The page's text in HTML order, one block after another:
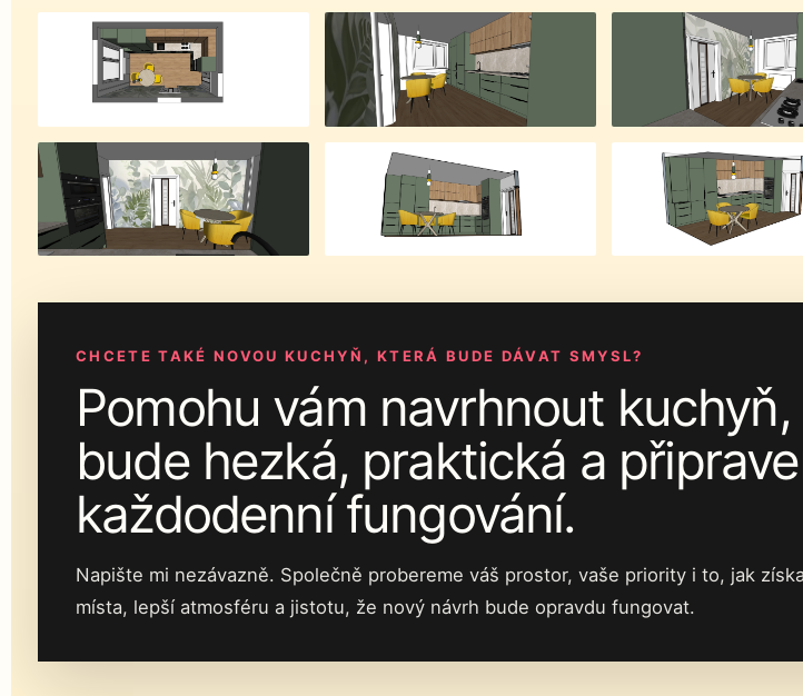
CHCETE TAKÉ NOVOU KUCHYŇ, KTERÁ BUDE DÁVAT SMYSL?
Pomohu vám navrhnout
bude hezká, praktická a
každodenní fungování.
Napište mi nezávazně. Společně probereme váš prostor, vaše priority i to, jak
místa, lepší atmosféru a jistotu, že nový návrh bude opravdu fungovat.